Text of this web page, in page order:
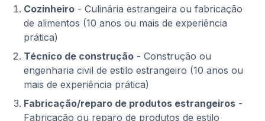
Cozinheiro - Culinária estrangeira ou fabricação
de alimentos (10 anos ou mais de experiência
prática)
Técnico de construção - Construção ou
engenharia civil de estilo estrangeiro (10 anos ou
mais de experiência prática)
Fabricação/reparo de produtos estrangeiros -
Fabricação ou reparo de produtos de estilo